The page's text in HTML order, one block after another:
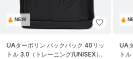
NEW
UAターポリン バックパック 40リッ
トル 3.0（トレーニング/UNISEX）
UA
ト